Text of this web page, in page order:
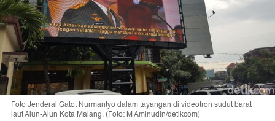
Foto Jenderal Gatot Nurmantyo dalam tayangan di videotron sudut barat
laut Alun-Alun Kota Malang. (Foto: M Aminudin/detikcom)